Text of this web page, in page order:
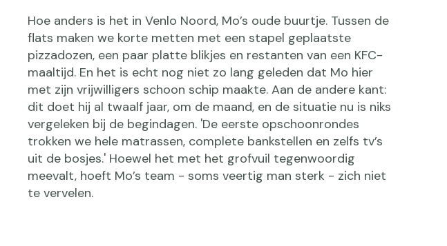
Hoe anders is het in Venlo Noord, Mo’s oude buurtje. Tussen de
flats maken we korte metten met een stapel geplaatste
pizzadozen, een paar platte blikjes en restanten van een KFC-
maaltijd. En het is echt nog niet zo lang geleden dat Mo hier
met zijn vrijwilligers schoon schip maakte. Aan de andere kant:
dit doet hij al twaalf jaar, om de maand, en de situatie nu is niks
vergeleken bij de begindagen. 'De eerste opschoonrondes
trokken we hele matrassen, complete bankstellen en zelfs tv’s
uit de bosjes.' Hoewel het met het grofvuil tegenwoordig
meevalt, hoeft Mo’s team - soms veertig man sterk - zich niet
te vervelen.